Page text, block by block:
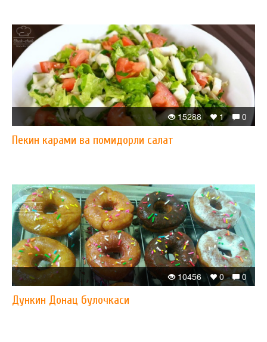
0
1
15288
Пекин карами ва помидорли салат
0
0
10456
Дункин Донац булочкаси